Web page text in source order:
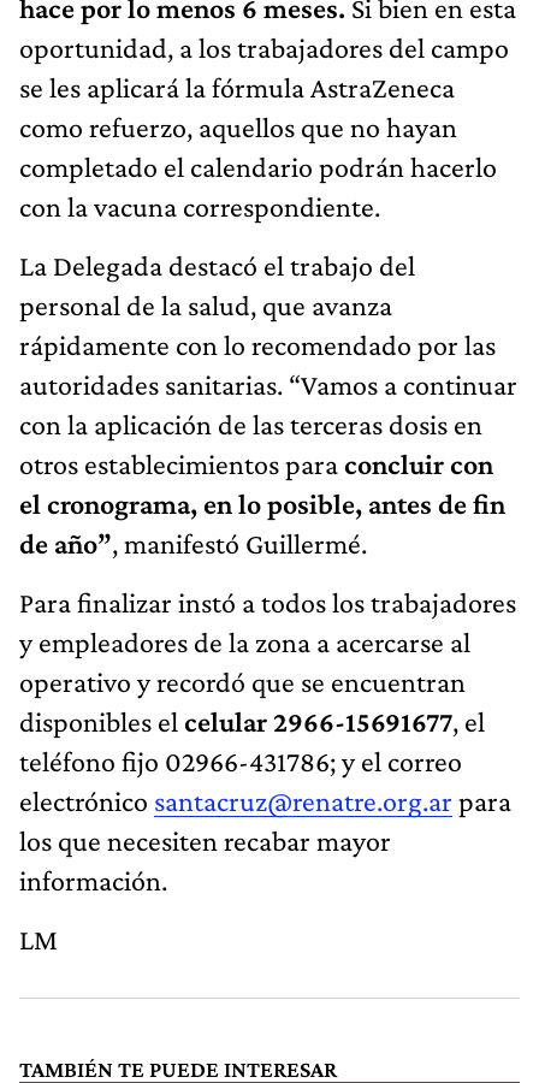
hace por lo menos 6 meses. Si bien en esta
oportunidad, a los trabajadores del campo
se les aplicará la fórmula AstraZeneca
como refuerzo, aquellos que no hayan
completado el calendario podrán hacerlo
con la vacuna correspondiente.
La Delegada destacó el trabajo del
personal de la salud, que avanza
rápidamente con lo recomendado por las
autoridades sanitarias. “Vamos a continuar
con la aplicación de las terceras dosis en
otros establecimientos paraconcluir con
el cronograma, en lo posible, antes de fin
de año”, manifestó Guillermé.
Para finalizar instó a todos los trabajadores
y empleadores de la zona a acercarse al
operativo y recordó que se encuentran
disponibles el celular 2966-15691677, el
teléfono fijo 02966-431786; y el correo
electrónico santacruz@renatre.org.ar para
los que necesiten recabar mayor
información.
LM
TAMBIÉN TE PUEDE INTERESAR